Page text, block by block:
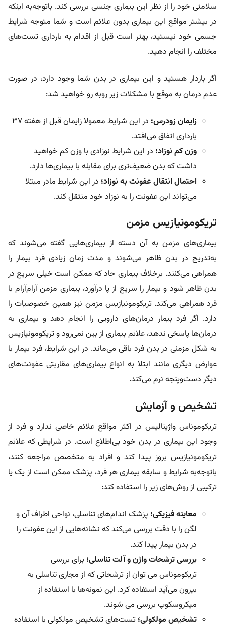
سلامتی خود را از نظر این بیماری جنسی بررسی کند. باتوجه‌به اینکه
در بیشتر مواقع این بیماری بدون علائم است و شما متوجه شرایط
جسمی خود نیستید، بهتر است قبل از اقدام به بارداری تست‌های
مختلف را انجام دهید.
اگر باردار هستید و این بیماری در بدن شما وجود دارد، در صورت
عدم درمان به موقع با مشکلات زیر روبه رو خواهید شد:
زایمان زودرس؛
در این شرایط معمولا زایمان قبل از هفته ۳۷
بارداری اتفاق می‌افتد.
وزن کم نوزاد؛ در این شرایط نوزادی با وزن کم خواهید
داشت که بدن ضعیف‌تری برای مقابله با بیماری‌ها دارد.
احتمال انتقال عفونت به نوزاد؛ در این شرایط مادر مبتلا
می‌تواند این عفونت را به نوزاد خود منتقل کند.
تریکومونیازیس مزمن
بیماری‌های مزمن به آن دسته از بیماری‌هایی گفته می‌شوند که
به‌تدریج در بدن ظاهر می‌شوند و مدت زمان زیادی فرد بیمار را
همراهی می‌کنند. برخلاف بیماری حاد که ممکن است خیلی سریع در
بدن ظاهر شود و بیمار را سریع از پا درآورد، بیماری مزمن آرام‌آرام با
فرد همراهی می‌کند. تریکومونیازیس مزمن نیز همین خصوصیات را
دارد. اگر فرد بیمار درمان‌های دارویی را انجام دهد و بیماری به
درمان‌ها پاسخی ندهد، علائم بیماری از بین نمی‌رود و تریکومونیازیس
به شکل مزمنی در بدن فرد باقی می‌ماند. در این شرایط، فرد بیمار با
عوارض دیگری مانند ابتلا به انواع بیماری‌های مقاربتی عفونت‌های
دیگر دست‌وپنجه نرم می‌کند.
تشخیص و آزمایش
تریکوموناس واژینالیس در اکثر مواقع علائم خاصی ندارد و فرد از
وجود این بیماری در بدن خود بی‌اطلاع است. در شرایطی که علائم
تریکومونیازیس بروز پیدا ‌کند و افراد به متخصص مراجعه ‌کنند،
باتوجه‌به شرایط و سابقه بیماری هر فرد، پزشک ممکن است از یک یا
ترکیبی از روش‌های زیر را استفاده کند:
معاینه فیزیکی؛ پزشک اندام‌های تناسلی، نواحی اطراف آن و
لگن را با دقت بررسی می‌کند که نشانه‌هایی از این عفونت را
در بدن بیمار پیدا کند.
بررسی ترشحات واژن و آلت تناسلی؛ برای بررسی
تریکوموناس می توان از ترشحاتی که از مجاری تناسلی به
بیرون می‌آید استفاده کرد. این نمونه‌ها با استفاده از
میکروسکوپ بررسی می شوند.
تشخیص مولکولی؛ تست‌های تشخیص مولکولی با استفاده